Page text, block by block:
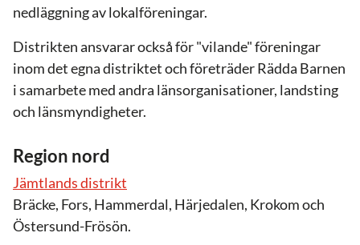
nedläggning av lokalföreningar.
Distrikten ansvarar också för "vilande" föreningar
inom det egna distriktet och företräder Rädda Barnen
i samarbete med andra länsorganisationer, landsting
och länsmyndigheter.
Region nord
Jämtlands distrikt
Bräcke, Fors, Hammerdal, Härjedalen, Krokom och
Östersund-Frösön.